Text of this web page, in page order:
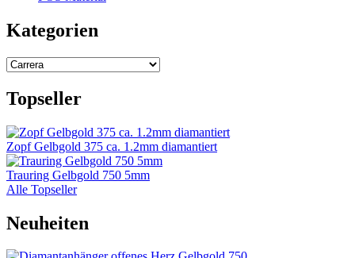
Kategorien
Topseller
Zopf Gelbgold 375 ca. 1.2mm diamantiert
Trauring Gelbgold 750 5mm
Alle Topseller
Neuheiten